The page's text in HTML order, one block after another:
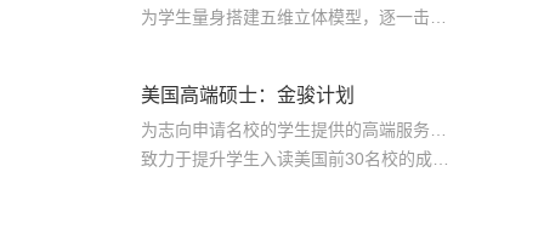
美国高端硕士：金骏计划